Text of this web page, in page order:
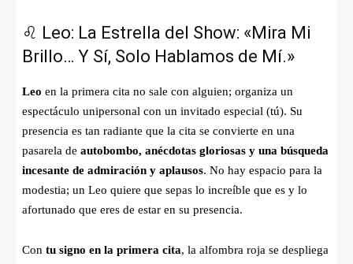
♌ Leo: La Estrella del Show: «Mira Mi
Brillo… Y Sí, Solo Hablamos de Mí.»
Leo en la primera cita no sale con alguien; organiza un
espectáculo unipersonal con un invitado especial (tú). Su
presencia es tan radiante que la cita se convierte en una
pasarela de autobombo, anécdotas gloriosas y una búsqueda
incesante de admiración y aplausos. No hay espacio para la
modestia; un Leo quiere que sepas lo increíble que es y lo
afortunado que eres de estar en su presencia.
Con tu signo en la primera cita, la alfombra roja se despliega